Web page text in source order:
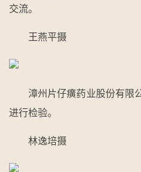
交流。
王燕平摄
漳州片仔癀药业股份有限
进行检验。
林逸培摄